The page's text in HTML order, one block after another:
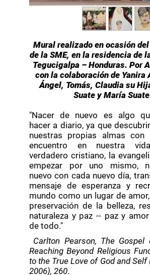
Mural realizado en ocasión
de la SME, en la residencia de
Tegucigalpa – Honduras. Por
con la colaboración de Yanira
Ángel, Tomás, Claudia su
Suate y María
"Nacer de nuevo es algo
hacer a diario, ya que
nuestras propias almas con
encuentro en nuestra
verdadero cristiano, la
empezar por uno mismo,
nuevo con cada nuevo día,
mensaje de esperanza y
mundo como un lugar de
preservación de la belleza,
naturaleza y paz -- paz y
de todo."
Carlton Pearson, The Gospel
Reaching Beyond Religious
to the True Love of God and
2006), 260.